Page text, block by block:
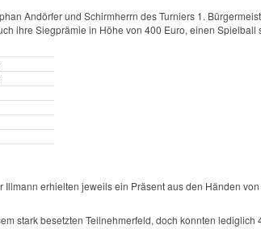
Andörfer und Schirmherrn des Turniers 1.
ihre Siegprämie in Höhe von 400 Euro, einen Spielball
erhielten jeweils ein Präsent aus den Händen
stark besetzten Teilnehmerfeld, doch konnten lediglich